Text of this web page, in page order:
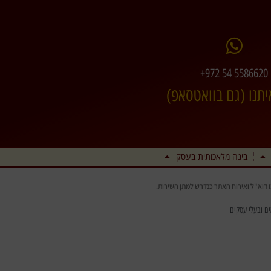
+972 54 5586620
(גם בוואטסאפ)
בינה מלאכותית בעסק
דוא"ל ואירוח האתר כנדרש למתן השירות.
ובעלי עסקים